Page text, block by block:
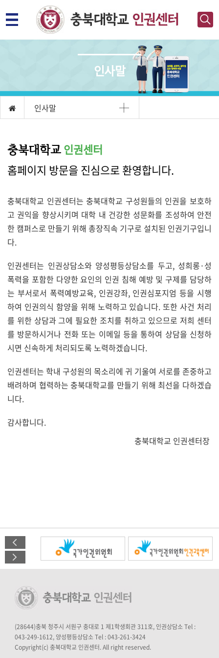
인사말
인사말
충북대학교인권센터
홈페이지 방문을 진심으로 환영합니다.
충북대학교 인권센터는 충북대학교 구성원들의 인권을 보호하
고 권익을 향상시키며 대학 내 건강한 성문화를 조성하여 안전
한 캠퍼스로 만들기 위해 총장직속 기구로 설치된 인권기구입니
다.
인권센터는 인권상담소와 양성평등상담소를 두고, 성희롱·성
폭력을 포함한 다양한 요인의 인권 침해 예방 및 구제를 담당하
는 부서로서 폭력예방교육, 인권강좌, 인권심포지엄 등을 시행
하여 인권의식 함양을 위해 노력하고 있습니다. 또한 사건 처리
를 위한 상담과 그에 필요한 조치를 취하고 있으므로 저희 센터
를 방문하시거나 전화 또는 이메일 등을 통하여 상담을 신청하
시면 신속하게 처리되도록 노력하겠습니다.
인권센터는 학내 구성원의 목소리에 귀 기울여 서로를 존중하고
배려하며 협력하는 충북대학교를 만들기 위해 최선을 다하겠습
니다.
감사합니다.
충북대학교 인권센터장
(28644)충북 청주시 서원구 충대로 1 제1학생회관 311호, 인권상담소 Tel :
043-249-1612, 양성평등상담소 Tel : 043-261-3424
Copyright(c) 충북대학교 인권센터. All right reserved.